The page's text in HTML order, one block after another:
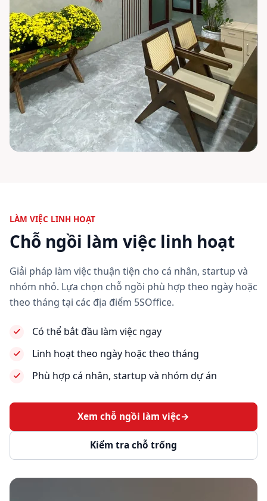
LÀM VIỆC LINH HOẠT
Chỗ ngồi làm việc linh hoạt
Giải pháp làm việc thuận tiện cho cá nhân, startup và
nhóm nhỏ. Lựa chọn chỗ ngồi phù hợp theo ngày hoặc
theo tháng tại các địa điểm 5SOffice.
Có thể bắt đầu làm việc ngay
Linh hoạt theo ngày hoặc theo tháng
Phù hợp cá nhân, startup và nhóm dự án
Xem chỗ ngồi làm việc→
Kiểm tra chỗ trống